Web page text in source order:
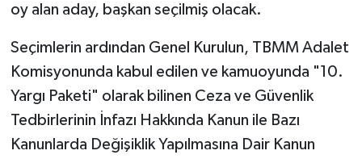
oy alan aday, başkan seçilmiş olacak.
Seçimlerin ardından Genel Kurulun, TBMM Adalet
Komisyonunda kabul edilen ve kamuoyunda "10.
Yargı Paketi" olarak bilinen Ceza ve Güvenlik
Tedbirlerinin İnfazı Hakkında Kanun ile Bazı
Kanunlarda Değişiklik Yapılmasına Dair Kanun